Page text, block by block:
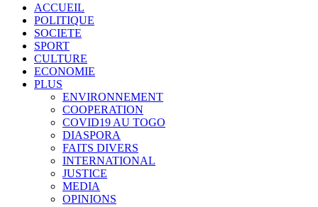
ACCUEIL
POLITIQUE
SOCIETE
SPORT
CULTURE
ECONOMIE
PLUS
ENVIRONNEMENT
COOPERATION
COVID19 AU TOGO
DIASPORA
FAITS DIVERS
INTERNATIONAL
JUSTICE
MEDIA
OPINIONS